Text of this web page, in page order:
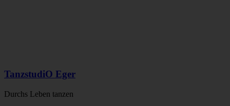
TanzstudiO Eger
Durchs Leben tanzen